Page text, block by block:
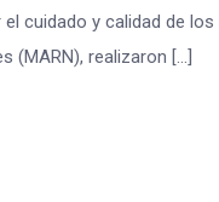
cuidado y calidad de
(MARN), realizaron […]